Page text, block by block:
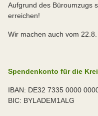
Aufgrund des Büroumzugs
erreichen!
Wir machen auch vom
Spendenkonto für die
IBAN: DE32 7335 0000
BIC: BYLADEM1ALG